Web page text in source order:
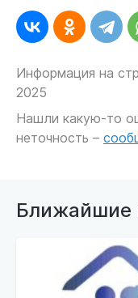
Информация на
2025
Нашли какую-то
неточность –
Ближайшие